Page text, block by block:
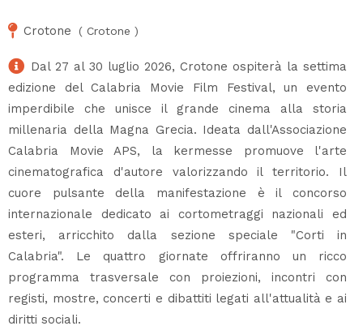
Crotone ( Crotone )
Dal 27 al 30 luglio 2026, Crotone ospiterà la settima
edizione del Calabria Movie Film Festival, un evento
imperdibile che unisce il grande cinema alla storia
millenaria della Magna Grecia. Ideata dall'Associazione
Calabria Movie APS, la kermesse promuove l'arte
cinematografica d'autore valorizzando il territorio. Il
cuore pulsante della manifestazione è il concorso
internazionale dedicato ai cortometraggi nazionali ed
esteri, arricchito dalla sezione speciale "Corti in
Calabria". Le quattro giornate offriranno un ricco
programma trasversale con proiezioni, incontri con
registi, mostre, concerti e dibattiti legati all'attualità e ai
diritti sociali.